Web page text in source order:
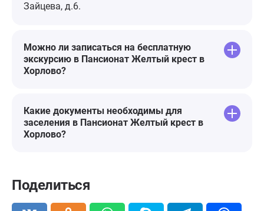
Зайцева, д.6.
Можно ли записаться на бесплатную
экскурсию в Пансионат Желтый крест в
Хорлово?
Какие документы необходимы для
заселения в Пансионат Желтый крест в
Хорлово?
Поделиться